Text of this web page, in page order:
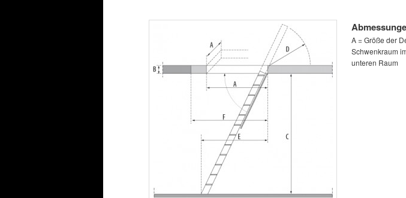
A = Größe der
Schwenkraum
unteren Raum